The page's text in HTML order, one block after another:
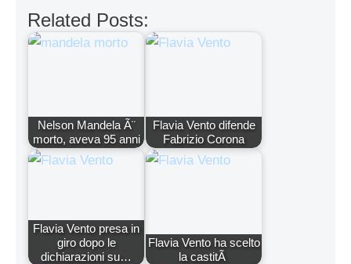
Related Posts:
Nelson Mandela Ã¨
morto, aveva 95 anni
Flavia Vento difende
Fabrizio Corona
Flavia Vento presa in
giro dopo le
dichiarazioni su…
Flavia Vento ha scelto
la castitÃ